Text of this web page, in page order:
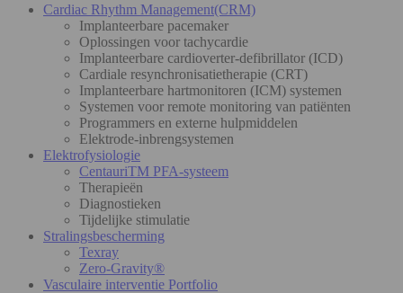
Cardiac Rhythm Management(CRM)
Implanteerbare pacemaker
Oplossingen voor tachycardie
Implanteerbare cardioverter-defibrillator (ICD)
Cardiale resynchronisatietherapie (CRT)
Implanteerbare hartmonitoren (ICM) systemen
Systemen voor remote monitoring van patiënten
Programmers en externe hulpmiddelen
Elektrode-inbrengsystemen
Elektrofysiologie
CentauriTM PFA-systeem
Therapieën
Diagnostieken
Tijdelijke stimulatie
Stralingsbescherming
Texray
Zero-Gravity®
Vasculaire interventie Portfolio